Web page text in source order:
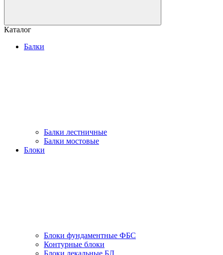
Каталог
Балки
Балки лестничные
Балки мостовые
Блоки
Блоки фундаментные ФБС
Контурные блоки
Блоки лекальные БЛ